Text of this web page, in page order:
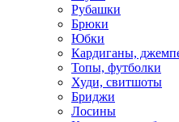
Рубашки
Брюки
Юбки
Кардиганы,
Топы, футболки
Худи, свитшоты
Бриджи
Лосины